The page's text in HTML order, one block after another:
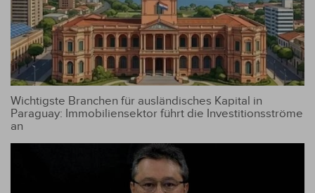
Wichtigste Branchen für ausländisches Kapital in
Paraguay: Immobiliensektor führt die Investitionsströme
an